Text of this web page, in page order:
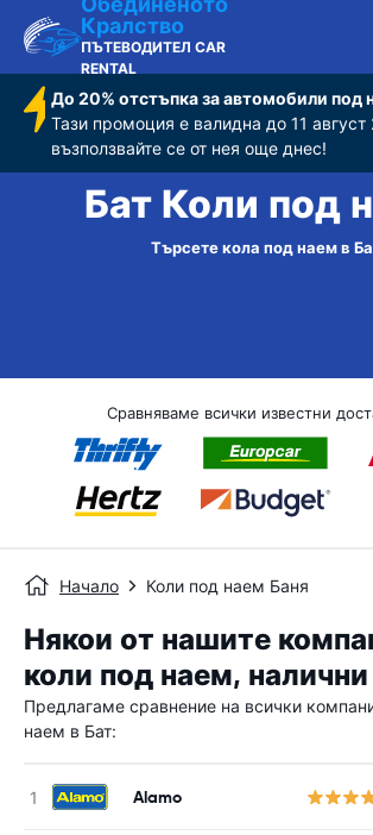
Кралство
ПЪТЕВОДИТЕЛ CAR
RENTAL
До 20% отстъпка за автомобили под
Тази промоция е валидна до 11 август
възползвайте се от нея още днес!
Бат Коли под
Търсете кола под наем в
Сравняваме всички известни
Начало Коли под наем Баня
Някои от нашите
коли под наем,
Предлагаме сравнение на всички
наем в Бат:
Alamo